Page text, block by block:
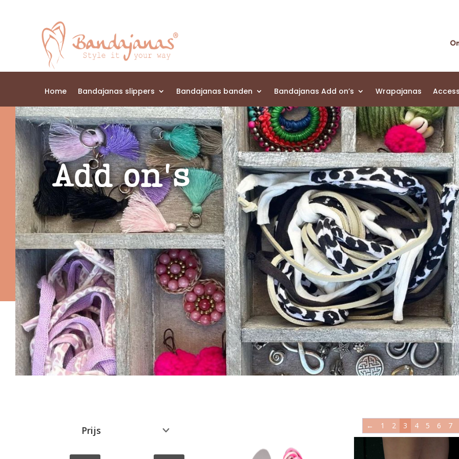
Home Bandajanas slippers Bandajanas banden Bandajanas Add on’s Wrapajanas
Add on's
Prijs ← 1 2 3 4 5 6 7